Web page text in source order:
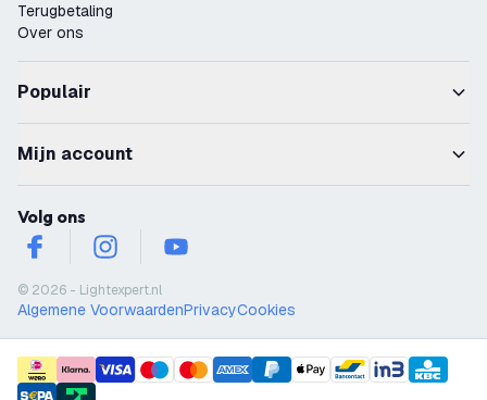
Terugbetaling
Over ons
Populair
Mijn account
Volg ons
facebookinstagramyoutube
© 2026 - Lightexpert.nl
Algemene VoorwaardenPrivacyCookies
payment methods